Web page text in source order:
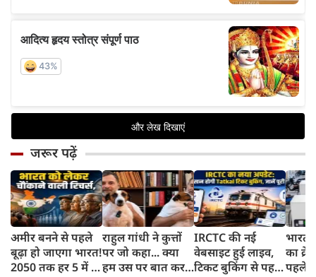
जरूर पढ़ें
अमीर बनने से पहले
बूढ़ा हो जाएगा भारत!
2050 तक हर 5 में 1
राहुल गांधी ने कुत्तों
पर जो कहा... क्या
हम उस पर बात कर
IRCTC की नई
वेबसाइट हुई लाइव,
टिकट बुकिंग से पहले
भारत
का
पहले